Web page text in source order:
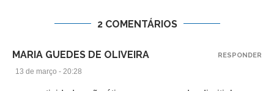
2 COMENTÁRIOS
MARIA GUEDES DE OLIVEIRA
13 de março - 20:28
RESPONDER